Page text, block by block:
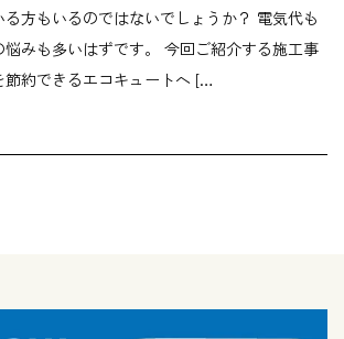
方もいるのではないでしょうか？ 電気代も
みも多いはずです。 今回ご紹介する施工事
節約できるエコキュートへ […